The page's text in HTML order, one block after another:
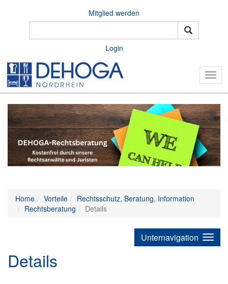
Mitglied werden
Login
Home Vorteile
Rechtsschutz, Beratung, Information
Rechtsberatung
Details
Unternavigation
Details